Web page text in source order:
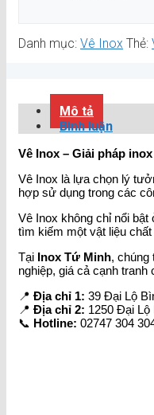
Danh mục: Vê Inox Thẻ:
Mô tả
Bình luận
Vê Inox – Giải pháp
Vê Inox là lựa chọn lý
hợp sử dụng trong các
Vê Inox không chỉ nổi
tìm kiếm một vật liệu
Tại Inox Tứ Minh, chúng
nghiệp, giá cả cạnh
📍 Địa chỉ 1: 39 Đại Lộ
📍 Địa chỉ 2: 1250 Đại
📞 Hotline: 02747 304